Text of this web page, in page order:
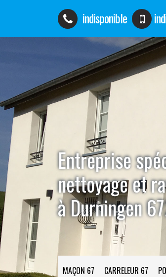
indisponible
Entreprise
nettoyage et
à Durningen
MAÇON 67 CARRELEUR 67